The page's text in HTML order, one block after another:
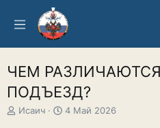
ЧЕМ
ПОДЪЕЗД?
А
Исаич
Д
4 Май 2026